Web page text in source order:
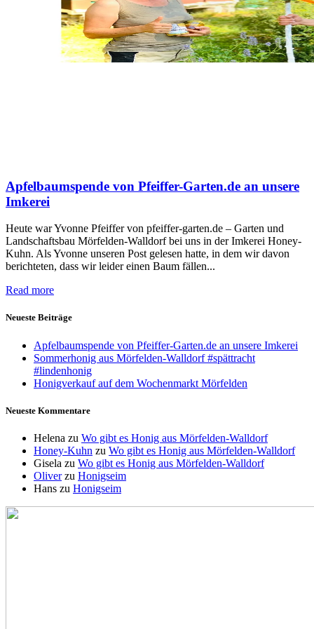
Apfelbaumspende von Pfeiffer-Garten.de an unsere
Imkerei
Heute war Yvonne Pfeiffer von pfeiffer-garten.de – Garten und
Landschaftsbau Mörfelden-Walldorf bei uns in der Imkerei Honey-
Kuhn. Als Yvonne unseren Post gelesen hatte, in dem wir davon
berichteten, dass wir leider einen Baum fällen...
Read more
Neueste Beiträge
Apfelbaumspende von Pfeiffer-Garten.de an unsere Imkerei
Sommerhonig aus Mörfelden-Walldorf #spättracht
#lindenhonig
Honigverkauf auf dem Wochenmarkt Mörfelden
Neueste Kommentare
Helena zu Wo gibt es Honig aus Mörfelden-Walldorf
Honey-Kuhn zu Wo gibt es Honig aus Mörfelden-Walldorf
Gisela zu Wo gibt es Honig aus Mörfelden-Walldorf
Oliverzu Honigseim
Hans zu Honigseim